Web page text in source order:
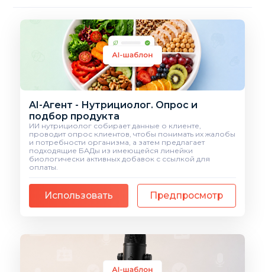
AI-Агент - Нутрициолог. Опрос и
подбор продукта
ИИ нутрициолог собирает данные о клиенте,
проводит опрос клиентов, чтобы понимать их жалобы
и потребности организма, а затем предлагает
подходящие БАДы из имеющейся линейки
биологически активных добавок с ссылкой для
оплаты.
Использовать Предпросмотр